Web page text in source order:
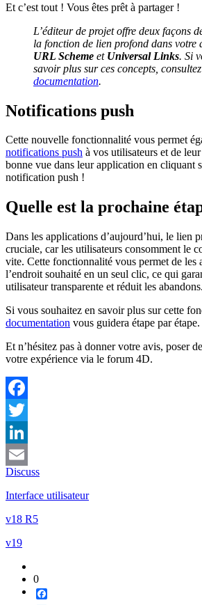
Et c’est tout ! Vous êtes prêt à partager !
L’éditeur de projet offre deux façons
la fonction de lien profond dans votre
URL Scheme et Universal Links. Si
savoir plus sur ces concepts,
documentation.
Notifications push
Cette nouvelle fonctionnalité vous permet
notifications push à vos utilisateurs et de
bonne vue dans leur application en cliquant
notification push !
Quelle est la prochaine
Dans les applications d’aujourd’hui, le lien
cruciale, car les utilisateurs consomment le
vite. Cette fonctionnalité vous permet de les
l’endroit souhaité en un seul clic, ce qui
utilisateur transparente et réduit les abandons.
Si vous souhaitez en savoir plus sur cette
documentation vous guidera étape par étape.
Et n’hésitez pas à donner votre avis, poser
votre expérience via le forum 4D.
Facebook
Twitter
LinkedIn
Email
Discuss
Interface utilisateur
v18 R5
v19
0